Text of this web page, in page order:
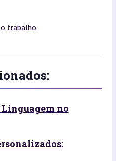
trabalho.
Linguagem no